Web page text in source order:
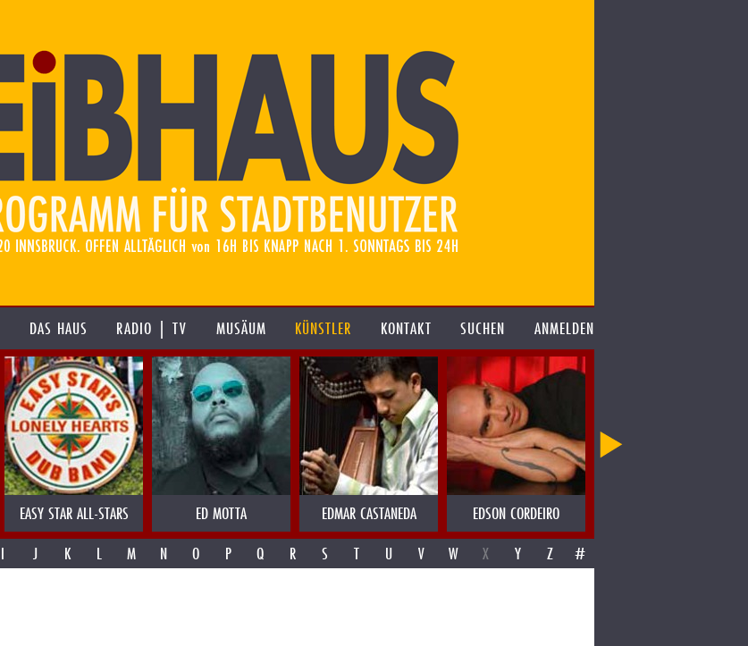
DAS HAUS RADIO | TV MUSÄUM KÜNSTLER KONTAKT SUCHEN ANMELDEN
EASY STAR ALL-STARS ED MOTTA EDMAR CASTANEDA EDSON CORDEIRO
I J K L M N O P Q R S T U V W X Y Z #